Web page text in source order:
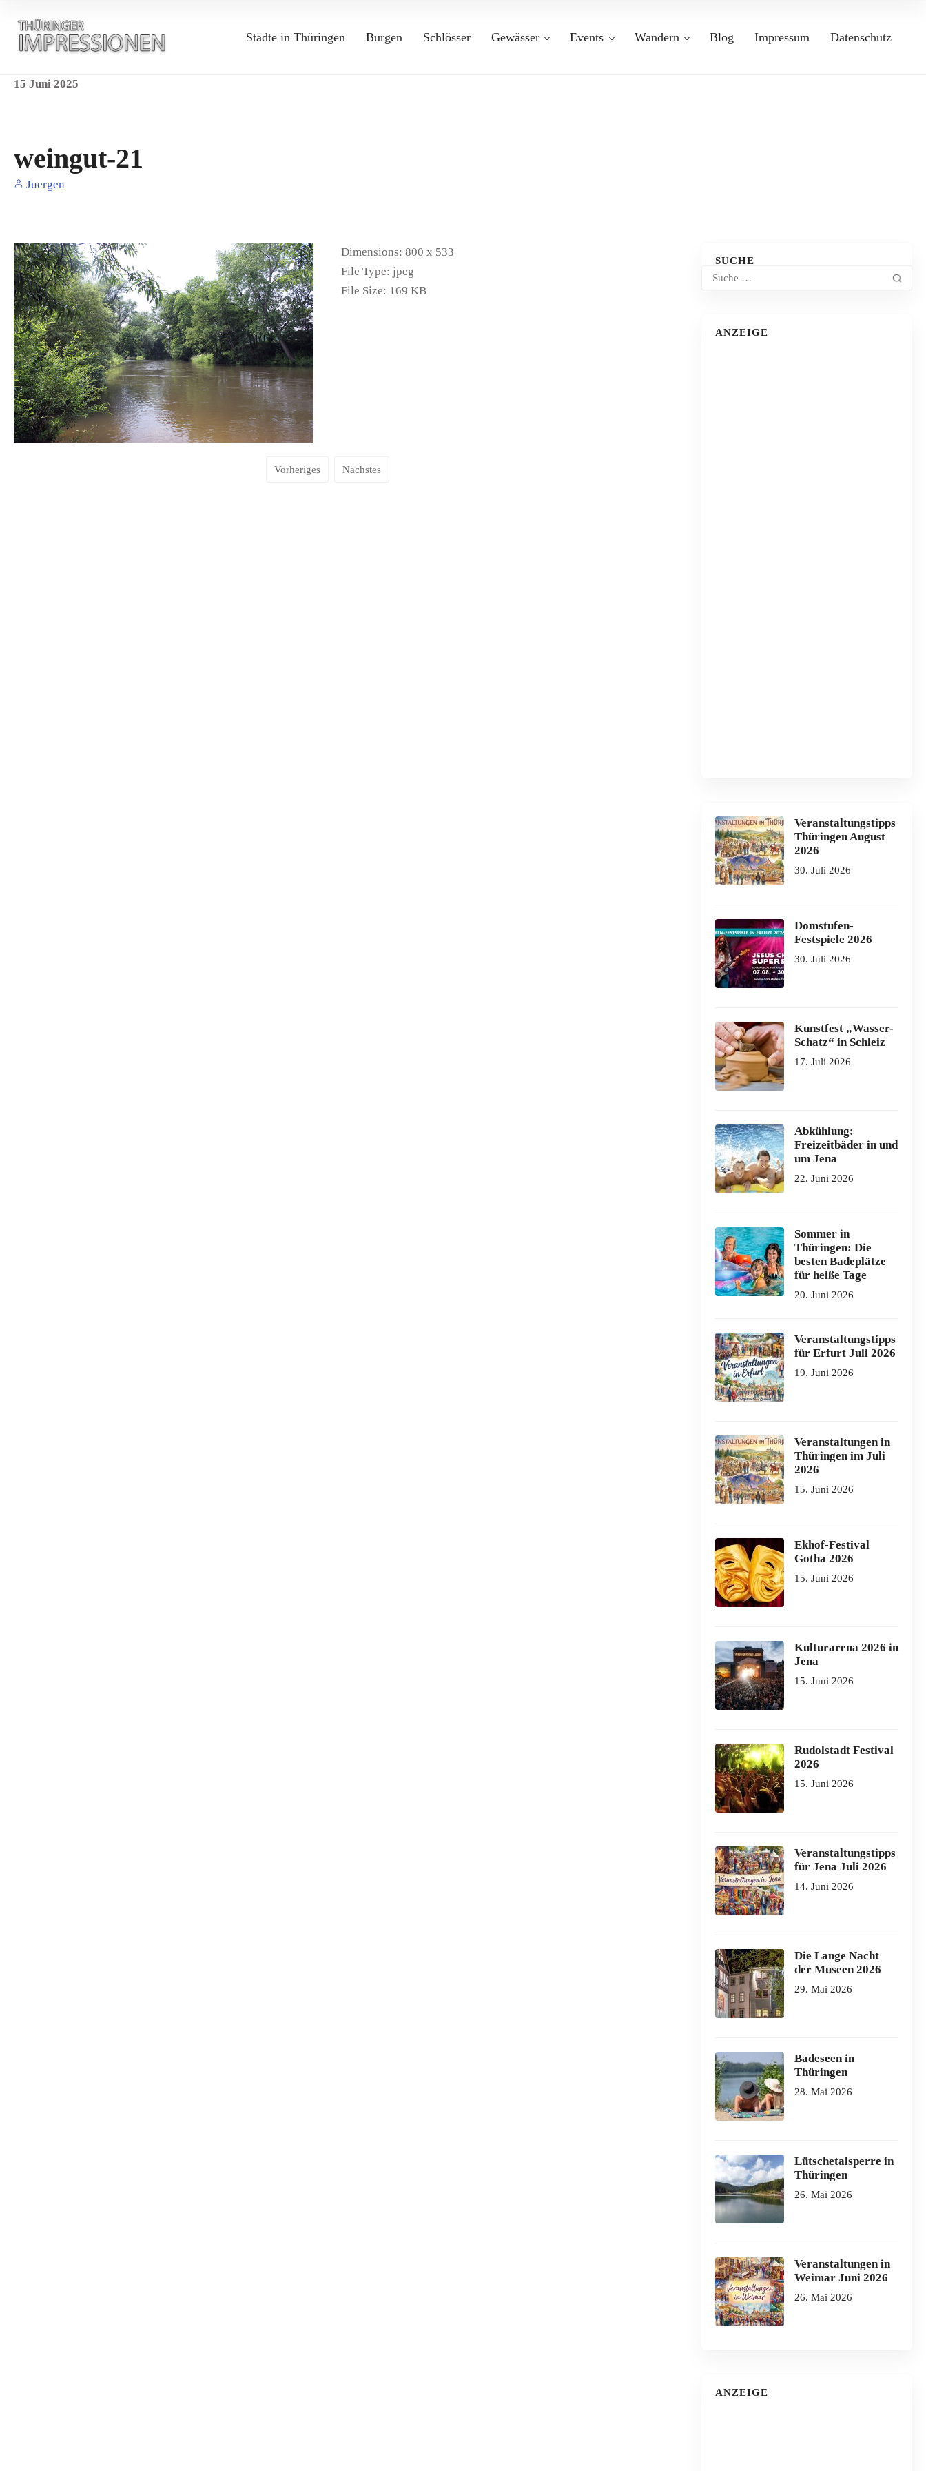
Städte in Thüringen Burgen Schlösser Gewässer Events Wandern Blog Impressum Datenschutz
15 Juni 2025
weingut-21
Juergen
Dimensions: 800 x 533
File Type: jpeg
File Size: 169 KB
Vorheriges Nächstes
SUCHE
ANZEIGE
Veranstaltungstipps
Thüringen August
2026
30. Juli 2026
Domstufen-
Festspiele 2026
30. Juli 2026
Kunstfest „Wasser-
Schatz“ in Schleiz
17. Juli 2026
Abkühlung:
Freizeitbäder in und
um Jena
22. Juni 2026
Sommer in
Thüringen: Die
besten Badeplätze
für heiße Tage
20. Juni 2026
Veranstaltungstipps
für Erfurt Juli 2026
19. Juni 2026
Veranstaltungen in
Thüringen im Juli
2026
15. Juni 2026
Ekhof-Festival
Gotha 2026
15. Juni 2026
Kulturarena 2026 in
Jena
15. Juni 2026
Rudolstadt Festival
2026
15. Juni 2026
Veranstaltungstipps
für Jena Juli 2026
14. Juni 2026
Die Lange Nacht
der Museen 2026
29. Mai 2026
Badeseen in
Thüringen
28. Mai 2026
Lütschetalsperre in
Thüringen
26. Mai 2026
Veranstaltungen in
Weimar Juni 2026
26. Mai 2026
ANZEIGE